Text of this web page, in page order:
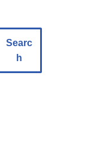
Searc
h